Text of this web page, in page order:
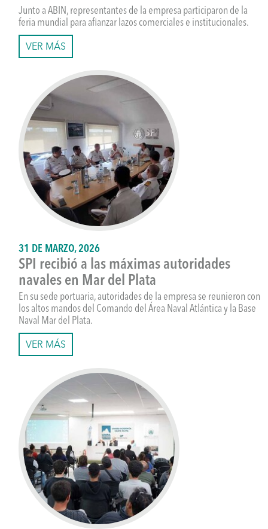
Junto a ABIN, representantes de la empresa participaron de la
feria mundial para afianzar lazos comerciales e institucionales.
VER MÁS
31 DE MARZO, 2026
SPI recibió a las máximas autoridades
navales en Mar del Plata
En su sede portuaria, autoridades de la empresa se reunieron con
los altos mandos del Comando del Área Naval Atlántica y la Base
Naval Mar del Plata.
VER MÁS